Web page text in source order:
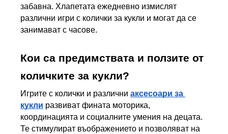
забавна. Хлапетата ежедневно измислят
различни игри с колички за кукли и могат да се
занимават с часове.
Кои са предимствата и ползите от
количките за кукли?
Игрите с колички и различни аксесоари за
кукли развиват фината моторика,
координацията и социалните умения на децата.
Те стимулират въображението и позволяват на